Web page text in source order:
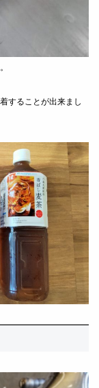
することが出来まし